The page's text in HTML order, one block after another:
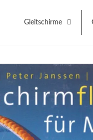
Gleitschirme